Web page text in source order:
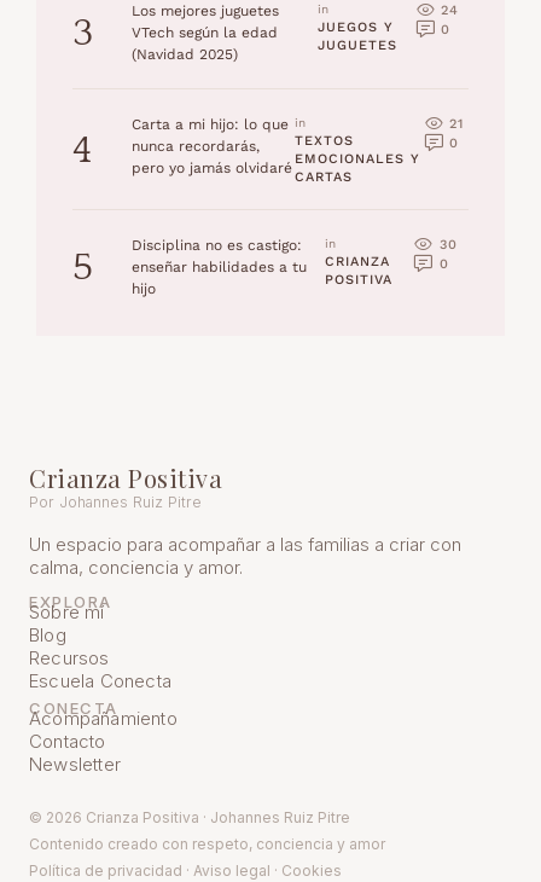
3
Los mejores juguetes
VTech según la edad
(Navidad 2025)
in
JUEGOS Y
JUGUETES
24
0
4
Carta a mi hijo: lo que
nunca recordarás,
pero yo jamás olvidaré
in
TEXTOS
EMOCIONALES Y
CARTAS
21
0
5
Disciplina no es castigo:
enseñar habilidades a tu
hijo
in
CRIANZA
POSITIVA
30
0
Crianza Positiva
Por Johannes Ruiz Pitre
Un espacio para acompañar a las familias a criar con
calma, conciencia y amor.
EXPLORA
Sobre mí
Blog
Recursos
Escuela Conecta
CONECTA
Acompañamiento
Contacto
Newsletter
© 2026 Crianza Positiva · Johannes Ruiz Pitre
Contenido creado con respeto, conciencia y amor
Política de privacidad · Aviso legal · Cookies